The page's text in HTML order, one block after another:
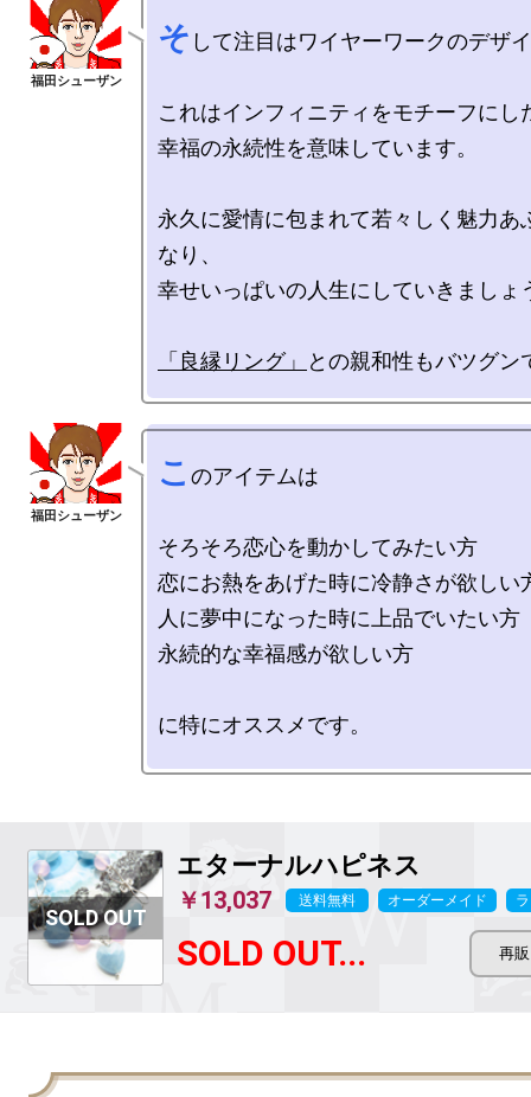
そ して注目はワイヤーワークのデザ
これはインフィニティをモチーフにし
幸福の永続性を意味しています。
永久に愛情に包まれて若々しく魅力あ
なり、
幸せいっぱいの人生にしていきましょ
「良縁リング」
こ のアイテムは
そろそろ恋心を動かしてみたい方
恋にお熱をあげた時に冷静さが欲しい
人に夢中になった時に上品でいたい方
永続的な幸福感が欲しい方
に特にオススメです。
エターナルハピネス
￥13,037 送料無料 オーダーメイド
SOLD OUT...